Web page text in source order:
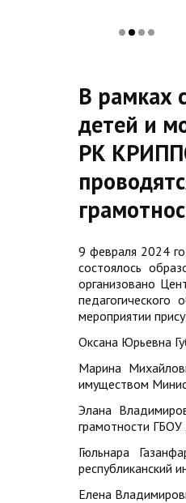
В рамках
детей и
РК
9 февраля 2024
состоялось
организовано
мероприятии
Оксана Юрьевна
Марина
имуществом
Элана
грамотности ГБОУ
Гюльнара
республиканский
Елена